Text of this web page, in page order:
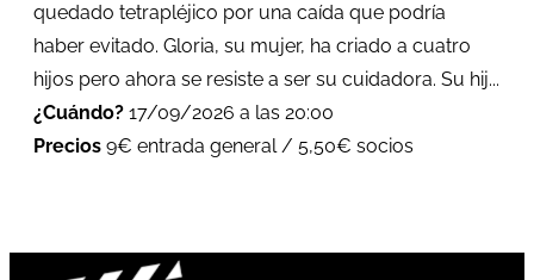
quedado tetrapléjico por una caída que podría
haber evitado. Gloria, su mujer, ha criado a cuatro
hijos pero ahora se resiste a ser su cuidadora. Su hij...
¿Cuándo? 17/09/2026 a las 20:00
Precios 9€ entrada general / 5,50€ socios